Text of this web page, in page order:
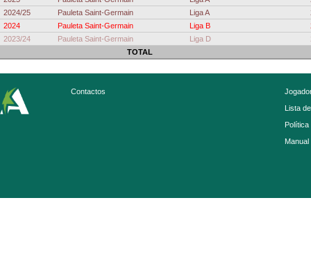
2024/25
Pauleta Saint-Germain Liga A
2024
Pauleta Saint-Germain Liga B
2023/24
Pauleta Saint-Germain Liga D
TOTAL
Contactos
Lista
Política